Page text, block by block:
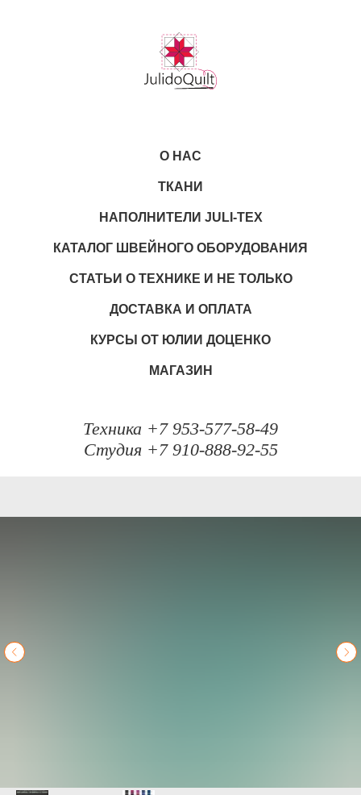
О НАС
ТКАНИ
НАПОЛНИТЕЛИ JULI-TEX
КАТАЛОГ ШВЕЙНОГО ОБОРУДОВАНИЯ
СТАТЬИ О ТЕХНИКЕ И НЕ ТОЛЬКО
ДОСТАВКА И ОПЛАТА
КУРСЫ ОТ ЮЛИИ ДОЦЕНКО
МАГАЗИН
Техника +7 953-577-58-49
Студия +7 910-888-92-55